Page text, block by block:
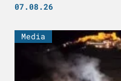
07.08.26
Media